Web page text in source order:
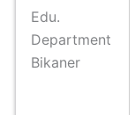
Edu.
Department
Bikaner